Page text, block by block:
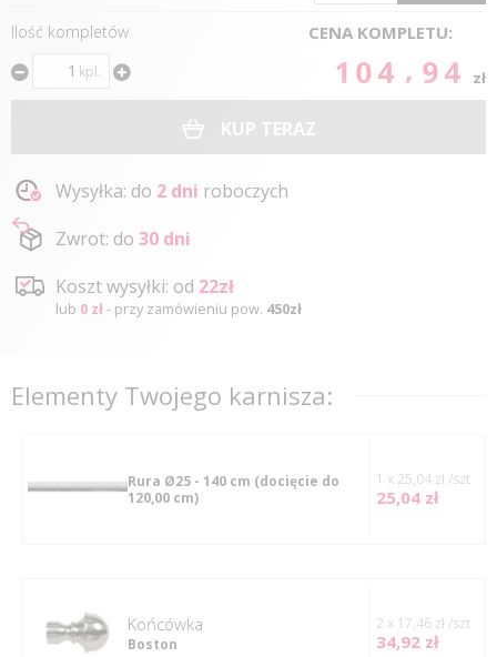
Ilość kompletów
kpl.
CENA KOMPLETU:
104.94 zł
KUP TERAZ
Wysyłka: do 2 dni roboczych
Zwrot: do 30 dni
Koszt wysyłki: od 22zł
lub 0 zł- przy zamówieniu pow. 450zł
Elementy Twojego karnisza:
Rura Ø25 - 140 cm (docięcie do
120,00 cm)
1 x 25,04 zł /szt
25,04 zł
Końcówka
Boston
2 x 17,46 zł /szt
34,92 zł